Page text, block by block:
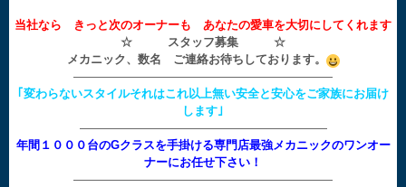
当社なら きっと次のオーナーも あなたの愛車を大切にしてくれます
☆ スタッフ募集 ☆
メカニック、数名 ご連絡お待ちしております。
——————————————————————
｢変わらないスタイルそれはこれ以上無い安全と安心をご家族にお届け
します｣
—————————————————————
年間１０００台のGクラスを手掛ける専門店最強メカニックのワンオー
ナーにお任せ下さい！
——————————————————————